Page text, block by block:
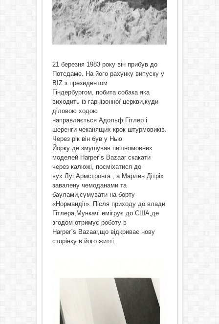
21 березня 1983 року він прибув до
Потсдаме. На його рахунку випуску у
BIZ з президентом
Гіндербургом, побита собака яка
виходить із гарнізонної церкви,куди
діловою ходою
направляється Адольф Гітлер і
шеренги чеканящих крок штурмовиків.
Через рік він був у Нью
Йорку де змушував пишномовних
моделей Harper`s Bazaar скакати
через калюжі, посміхатися до
вух Луі Армстронга , а Марлен Дітріх
завалену чемоданами та
баулами,сумувати на борту
«Нормандії». Після приходу до влади
Гітлера,Мункачі емігрує до США,де
згодом отримує роботу в
Harper`s Bazaar,що відкриває нову
сторінку в його житті.